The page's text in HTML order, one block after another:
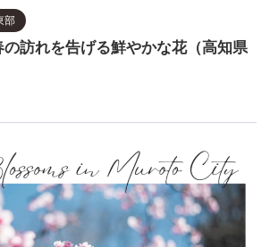
部
訪れを告げる鮮やかな花（高知県